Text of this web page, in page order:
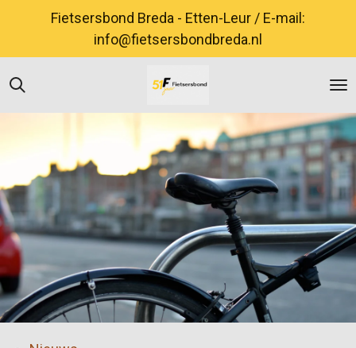
naar
de
Fietsersbond Breda - Etten-Leur / E-mail:
info@fietsersbondbreda.nl